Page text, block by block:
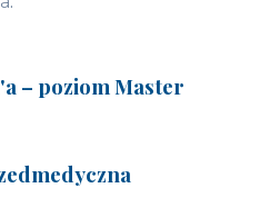
– poziom Master